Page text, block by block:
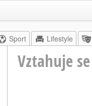
Sport Lifestyle
Vztahuje